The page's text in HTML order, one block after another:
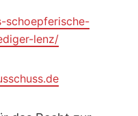
schoepferische-
lenz/